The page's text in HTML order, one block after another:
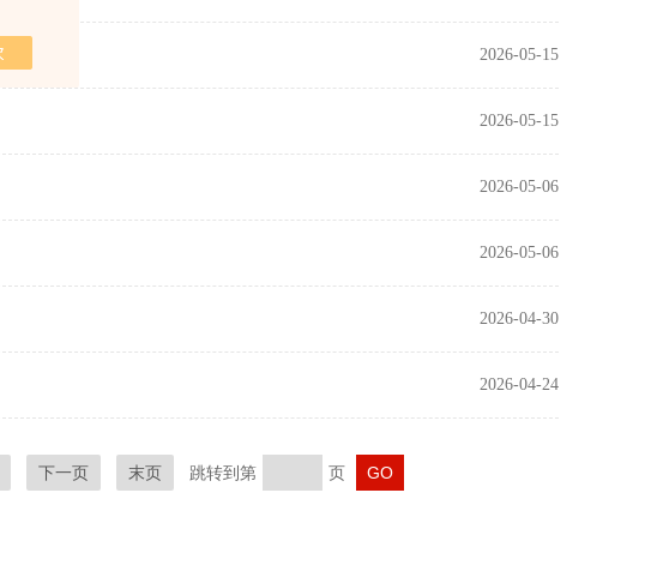
2026-05-15
2026-05-15
2026-05-06
2026-05-06
2026-04-30
2026-04-24
下一页 末页 跳转到第 页